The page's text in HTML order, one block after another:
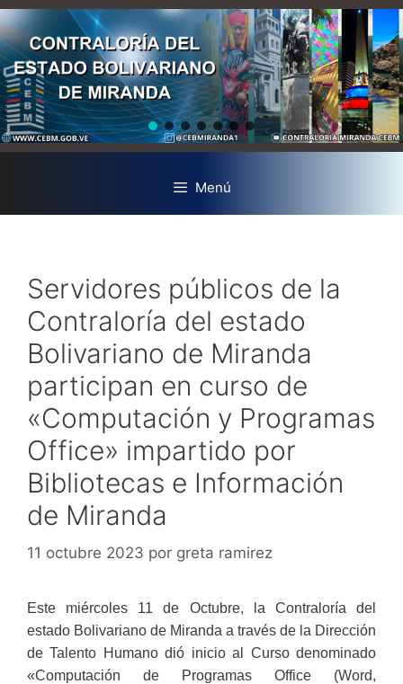
Menú
Servidores públicos de la
Contraloría del estado
Bolivariano de Miranda
participan en curso de
«Computación y Programas
Office» impartido por
Bibliotecas e Información
de Miranda
11 octubre 2023 por greta ramirez
Este miércoles 11 de Octubre, la Contraloría del
estado Bolivariano de Miranda a través de la Dirección
de Talento Humano dió inicio al Curso denominado
«Computación de Programas Office (Word,